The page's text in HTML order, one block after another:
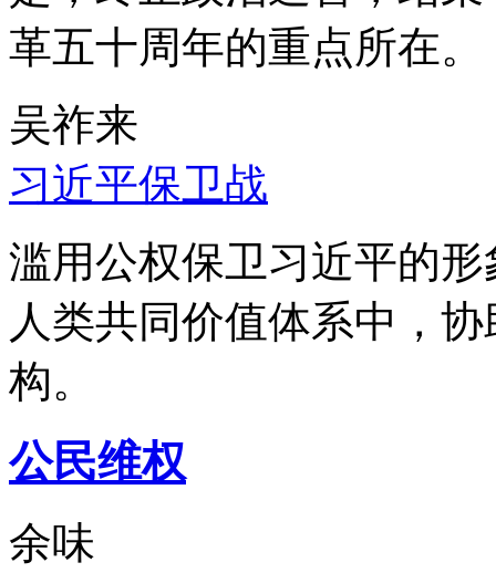
革五十周年的重点所在。
吴祚来
习近平保卫战
滥用公权保卫习近平的
人类共同价值体系中，
构。
公民维权
余味